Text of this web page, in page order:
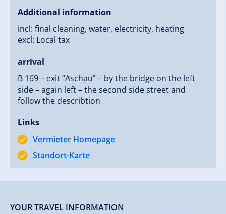
Additional information
incl: final cleaning, water, electricity, heating
excl: Local tax
arrival
B 169 – exit “Aschau” – by the bridge on the left
side – again left – the second side street and
follow the describtion
Links
Vermieter Homepage
Standort-Karte
YOUR TRAVEL INFORMATION